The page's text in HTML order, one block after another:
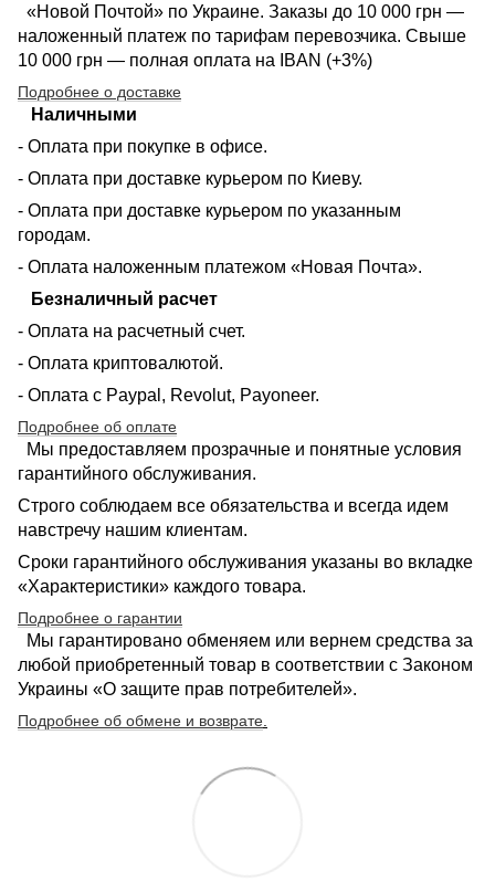
«Новой Почтой» по Украине. Заказы до 10 000 грн —
наложенный платеж по тарифам перевозчика. Свыше
10 000 грн — полная оплата на IBAN (+3%)
Подробнее о доставке
Наличными
- Оплата при покупке в офисе.
- Оплата при доставке курьером по Киеву.
- Оплата при доставке курьером по указанным
городам.
- Оплата наложенным платежом «Новая Почта».
Безналичный расчет
- Оплата на расчетный счет.
- Оплата криптовалютой.
- Оплата с Paypal, Revolut, Payoneer.
Подробнее об оплате
Мы предоставляем прозрачные и понятные условия
гарантийного обслуживания.
Строго соблюдаем все обязательства и всегда идем
навстречу нашим клиентам.
Сроки гарантийного обслуживания указаны во вкладке
«Характеристики» каждого товара.
Подробнее о гарантии
Мы гарантировано обменяем или вернем средства за
любой приобретенный товар в соответствии с Законом
Украины «О защите прав потребителей».
Подробнее об обмене и возврате